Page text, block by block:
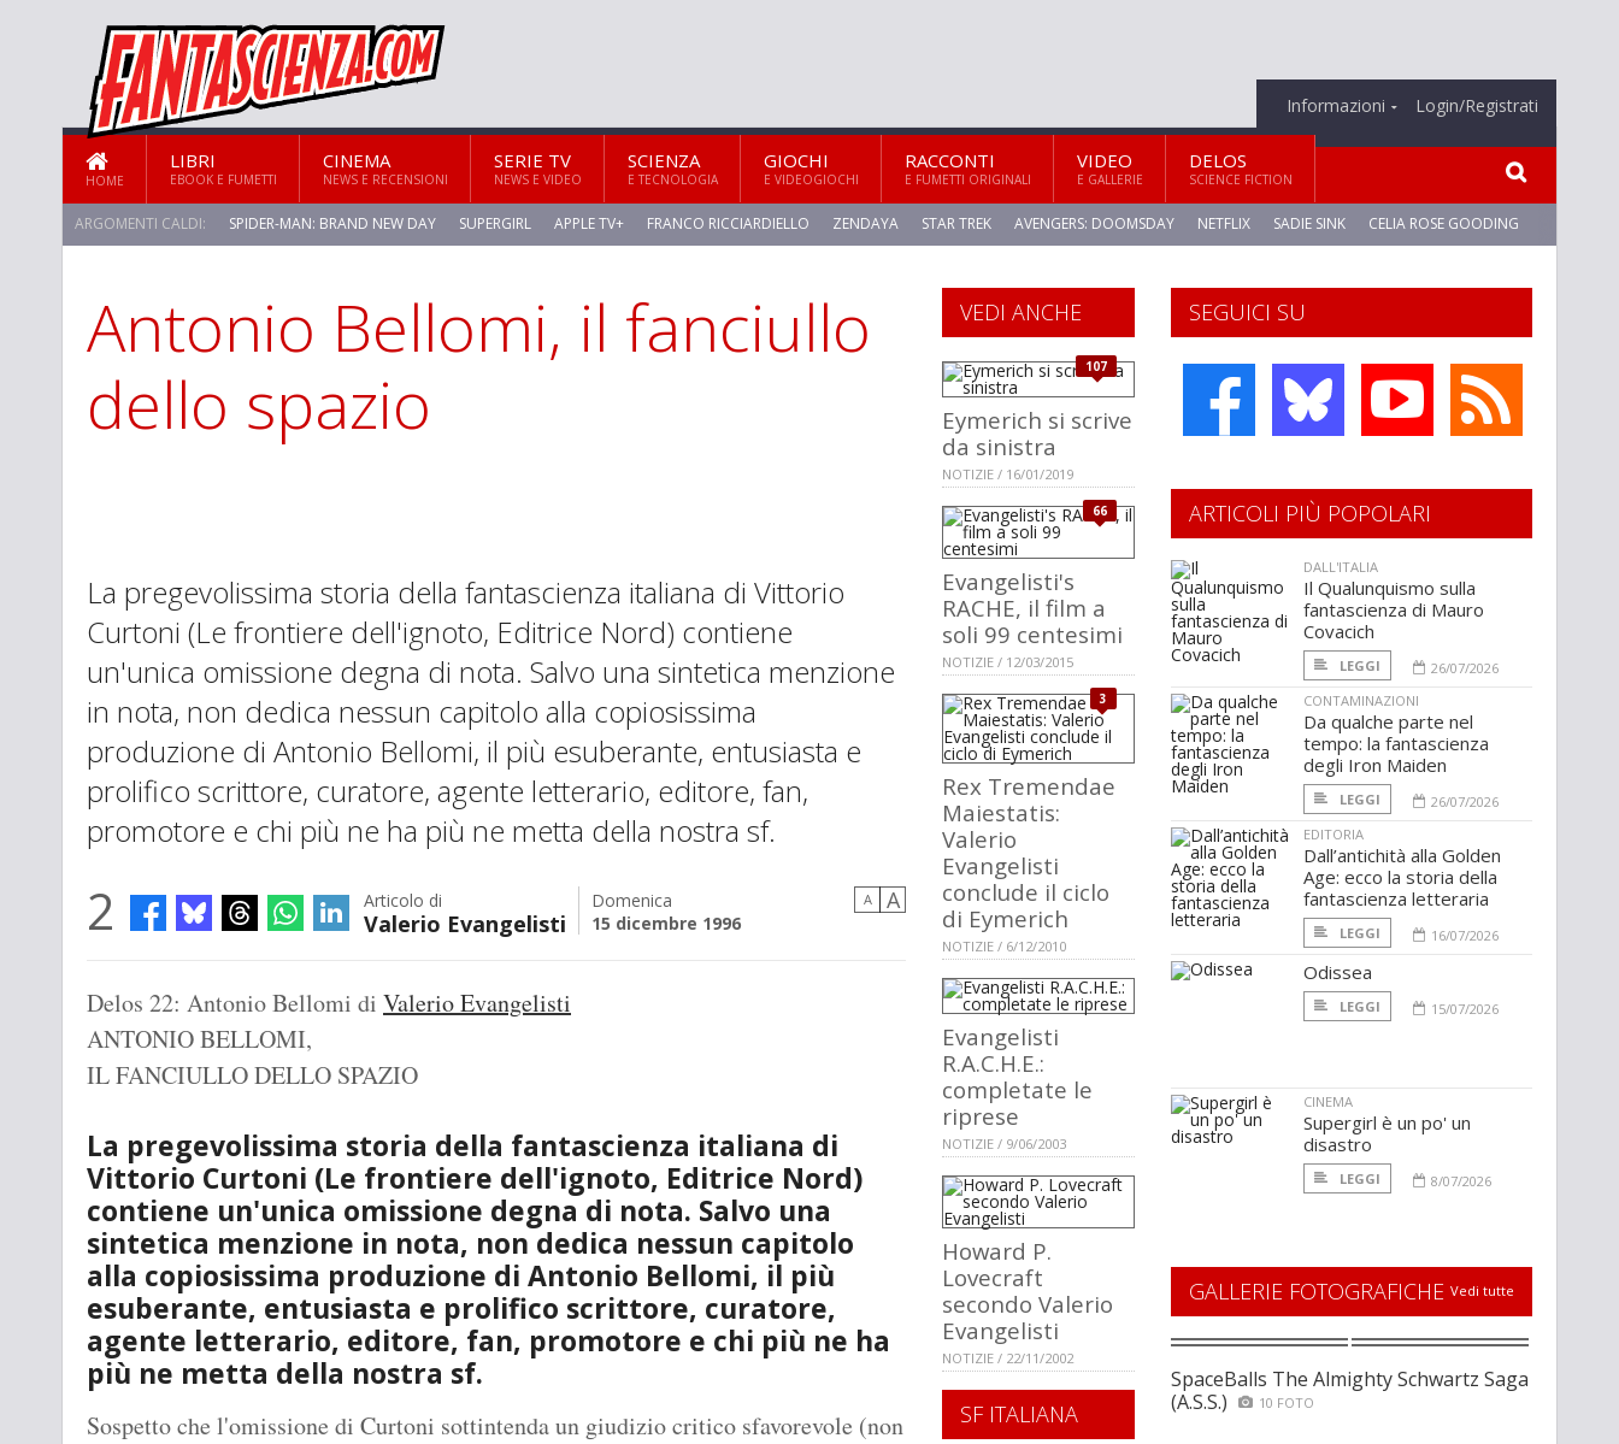
Informazioni Login/Registrati
HOME
LIBRI
EBOOK E FUMETTI
CINEMA
NEWS E RECENSIONI
SERIE TV
NEWS E VIDEO
SCIENZA
E TECNOLOGIA
GIOCHI
E VIDEOGIOCHI
RACCONTI
E FUMETTI ORIGINALI
VIDEO
E GALLERIE
DELOS
SCIENCE FICTION
ARGOMENTI CALDI: SPIDER-MAN: BRAND NEW DAY SUPERGIRL APPLE TV+ FRANCO RICCIARDIELLO ZENDAYA STAR TREK AVENGERS: DOOMSDAY NETFLIX SADIE SINK CELIA ROSE GOODING
Antonio Bellomi, il fanciullo
dello spazio
La pregevolissima storia della fantascienza italiana di Vittorio
Curtoni (Le frontiere dell'ignoto, Editrice Nord) contiene
un'unica omissione degna di nota. Salvo una sintetica menzione
in nota, non dedica nessun capitolo alla copiosissima
produzione di Antonio Bellomi, il più esuberante, entusiasta e
prolifico scrittore, curatore, agente letterario, editore, fan,
promotore e chi più ne ha più ne metta della nostra sf.
2 Articolo di
Valerio Evangelisti
Domenica
15 dicembre 1996
A A
Delos 22: Antonio Bellomi di Valerio Evangelisti
ANTONIO BELLOMI,
IL FANCIULLO DELLO SPAZIO
La pregevolissima storia della fantascienza italiana di
Vittorio Curtoni (Le frontiere dell'ignoto, Editrice Nord)
contiene un'unica omissione degna di nota. Salvo una
sintetica menzione in nota, non dedica nessun capitolo
alla copiosissima produzione di Antonio Bellomi, il più
esuberante, entusiasta e prolifico scrittore, curatore,
agente letterario, editore, fan, promotore e chi più ne ha
più ne metta della nostra sf.
Sospetto che l'omissione di Curtoni sottintenda un giudizio critico sfavorevole (non
SEGUICI SU
VEDI ANCHE
107
Eymerich si scrive
da sinistra
NOTIZIE / 16/01/2019
66
Evangelisti's
RACHE, il film a
soli 99 centesimi
NOTIZIE / 12/03/2015
3
Rex Tremendae
Maiestatis:
Valerio
Evangelisti
conclude il ciclo
di Eymerich
NOTIZIE / 6/12/2010
Evangelisti
R.A.C.H.E.:
completate le
riprese
NOTIZIE / 9/06/2003
Howard P.
Lovecraft
secondo Valerio
Evangelisti
NOTIZIE / 22/11/2002
SF ITALIANA
ARTICOLI PIÙ POPOLARI
DALL'ITALIA
Il Qualunquismo sulla
fantascienza di Mauro
Covacich
LEGGI
26/07/2026
CONTAMINAZIONI
Da qualche parte nel
tempo: la fantascienza
degli Iron Maiden
LEGGI
26/07/2026
EDITORIA
Dall’antichità alla Golden
Age: ecco la storia della
fantascienza letteraria
LEGGI 16/07/2026
Odissea
LEGGI 15/07/2026
CINEMA
Supergirl è un po' un
disastro
LEGGI 8/07/2026
GALLERIE FOTOGRAFICHE Vedi tutte
SpaceBalls The Almighty Schwartz Saga
(A.S.S.)
10 FOTO